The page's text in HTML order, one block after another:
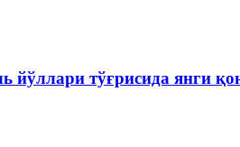
йўллари тўғрисида янги